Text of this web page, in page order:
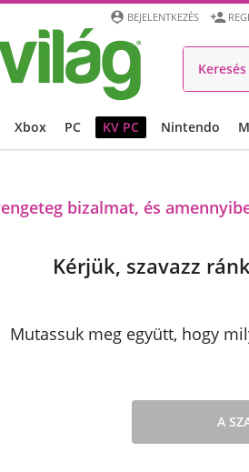

 BEJELENTKEZÉS
Xbox PC KV PC Nintendo
bizalmat, és
Kérjük, szavazz
Mutassuk meg együtt, hogy
A